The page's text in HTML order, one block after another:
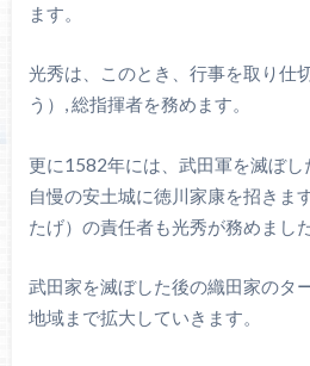
ます。
光秀は、このとき、行事を取り仕
う）, 総指揮者を務めます。
更に1582年には、武田軍を滅ぼ
自慢の安土城に徳川家康を招きま
たげ）の責任者も光秀が務めました
武田家を滅ぼした後の織田家のタ
地域まで拡大していきます。